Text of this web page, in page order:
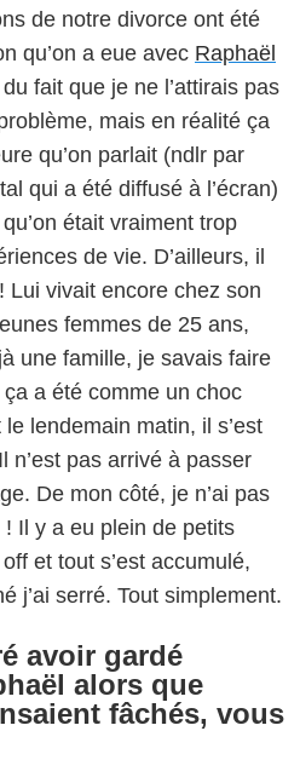
de notre divorce ont été
qu’on a eue avec Raphaël
fait que je ne l’attirais pas
mais en réalité ça
qu’on parlait (ndlr par
qui a été diffusé à l’écran)
était vraiment trop
de vie. D’ailleurs, il
Lui vivait encore chez son
femmes de 25 ans,
une famille, je savais faire
a été comme un choc
lendemain matin, il s’est
n’est pas arrivé à passer
De mon côté, je n’ai pas
Il y a eu plein de petits
et tout s’est accumulé,
j’ai serré. Tout simplement.
avoir gardé
alors que
fâchés, vous